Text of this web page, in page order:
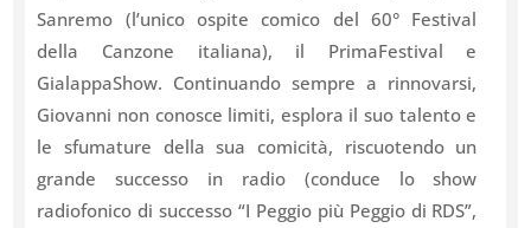
Sanremo (l’unico ospite comico del 60° Festival
della Canzone italiana), il PrimaFestival e
GialappaShow. Continuando sempre a rinnovarsi,
Giovanni non conosce limiti, esplora il suo talento e
le sfumature della sua comicità, riscuotendo un
grande successo in radio (conduce lo show
radiofonico di successo “I Peggio più Peggio di RDS”,